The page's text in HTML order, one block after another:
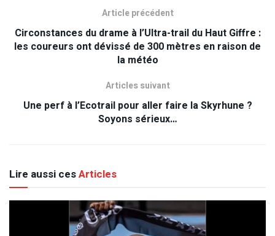
Article précédent
Circonstances du drame à l’Ultra-trail du Haut Giffre :
les coureurs ont dévissé de 300 mètres en raison de
la météo
Articles suivant
Une perf à l’Ecotrail pour aller faire la Skyrhune ?
Soyons sérieux…
Lire aussi cesArticles